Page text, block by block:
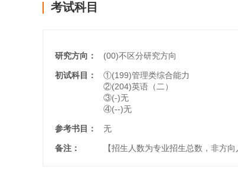
考试科目
研究方向： (00)不区分研究方向
初试科目：
①(199)管理类综合能力
②(204)英语（二）
③(-)无
④(--)无
参考书目： 无
备注： 【招生人数为专业招生总数，非方向